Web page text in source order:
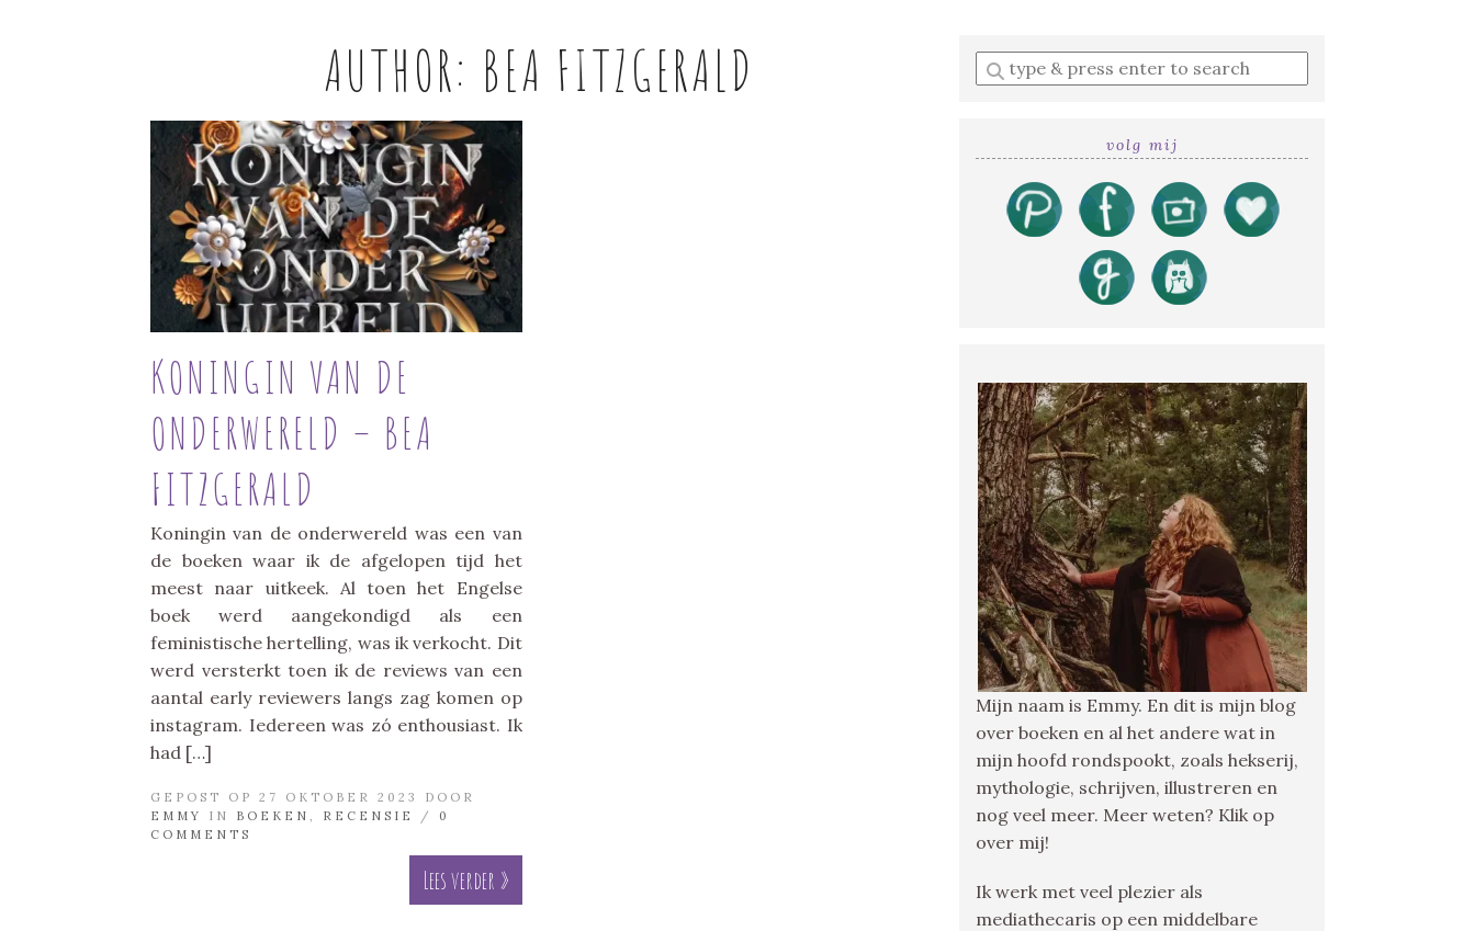
AUTHOR: BEA FITZGERALD
KONINGIN VAN DE
ONDERWERELD – BEA
FITZGERALD
Koningin van de onderwereld was een van
de boeken waar ik de afgelopen tijd het
meest naar uitkeek. Al toen het Engelse
boek werd aangekondigd als een
feministische hertelling, was ik verkocht. Dit
werd versterkt toen ik de reviews van een
aantal early reviewers langs zag komen op
instagram. Iedereen was zó enthousiast. Ik
had […]
GEPOST OP 27 OKTOBER 2023 DOOR
EMMY
IN BOEKEN , RECENSIE / 0
COMMENTS
Lees verder »
Enter
a
volg mij
Mijn naam is Emmy. En dit is mijn blog
over boeken en al het andere wat in
mijn hoofd rondspookt, zoals hekserij,
mythologie, schrijven, illustreren en
nog veel meer. Meer weten? Klik op
over mij!
Ik werk met veel plezier als
mediathecaris op een middelbare